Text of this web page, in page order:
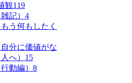
観119
記）4
う何もしたく
分に価値がな
へ） 15
動編）8